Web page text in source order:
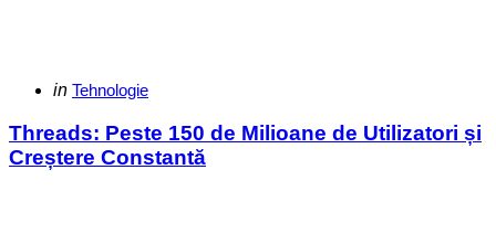
Categories
Posted
in Tehnologie
Threads: Peste 150 de Milioane de Utilizatori și
Creștere Constantă